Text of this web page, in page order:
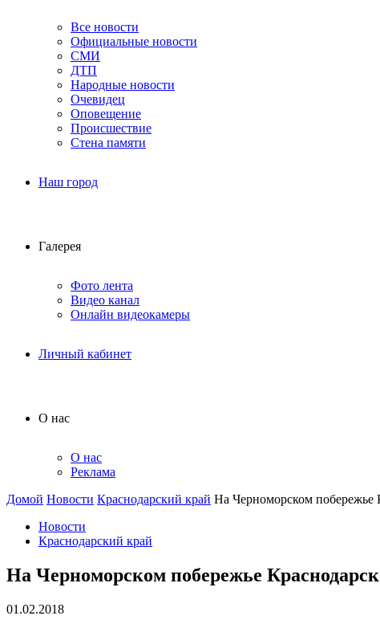
Все новости
Официальные новости
СМИ
ДТП
Народные новости
Очевидец
Оповещение
Происшествие
Стена памяти
Наш город
Галерея
Фото лента
Видео канал
Онлайн видеокамеры
Личный кабинет
О нас
О нас
Реклама
Домой Новости Краснодарский край На Черноморском побережье
Новости
Краснодарский край
На Черноморском побережье
01.02.2018